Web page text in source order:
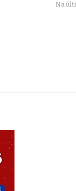
Na